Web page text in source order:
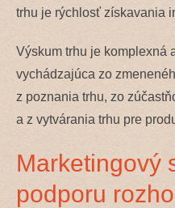
trhu je rýchlosť získavania
Výskum trhu je komplexná
vychádzajúca zo
z poznania trhu, zo
a z vytvárania trhu pre
Marketingový
podporu